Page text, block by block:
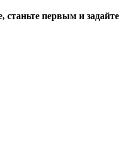
станьте первым и задайте